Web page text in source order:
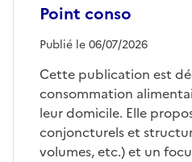
Point conso
Publié le 06/07/2026
Cette publication est
consommation
leur domicile. Elle
conjoncturels et
volumes, etc.) et un